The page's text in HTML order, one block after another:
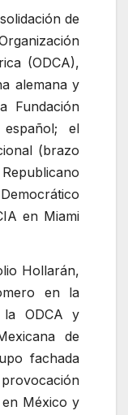
de
(ODCA),
alemana y
Fundación
el
(brazo
en Miami
Hollarán,
en la
la ODCA y
de
fachada
México y